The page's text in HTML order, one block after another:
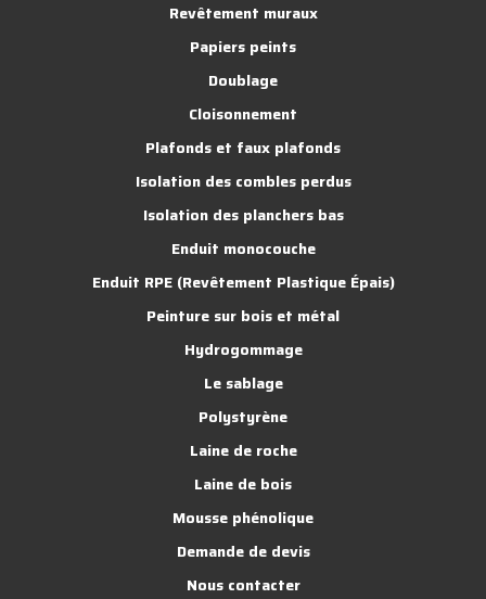
Revêtement muraux
Papiers peints
Doublage
Cloisonnement
Plafonds et faux plafonds
Isolation des combles perdus
Isolation des planchers bas
Enduit monocouche
Enduit RPE (Revêtement Plastique Épais)
Peinture sur bois et métal
Hydrogommage
Le sablage
Polystyrène
Laine de roche
Laine de bois
Mousse phénolique
Demande de devis
Nous contacter